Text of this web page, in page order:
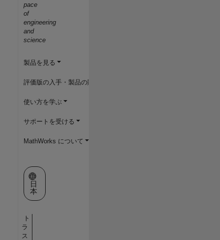
pace
of
engineering
and
science
製品を見る
評価版の入手・製品の購入
使い方を学ぶ
サポートを受ける
MathWorks について
Web サイトの選択
日
本
ト
ラ
ス